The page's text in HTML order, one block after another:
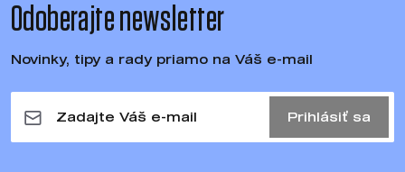
Odoberajte newsletter
Novinky, tipy a rady priamo na Váš e-mail
Prihlásiť sa